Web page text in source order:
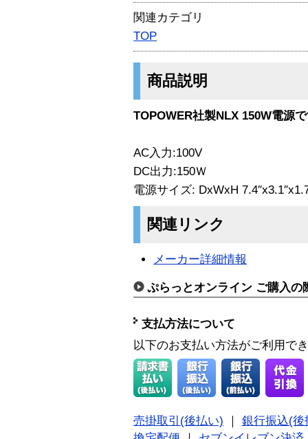
関連カテゴリ
TOP
商品説明
TOPOWER社製NLX 150W電源
AC入力:100V
DC出力:150Ｗ
電源サイズ: DxWxH
関連リンク
メーカー詳細情報
ぷらっとオンライン ご購入の
支払方法について
以下のお支払い方法がご利用で
売掛取引(後払い)
銀行振込(後